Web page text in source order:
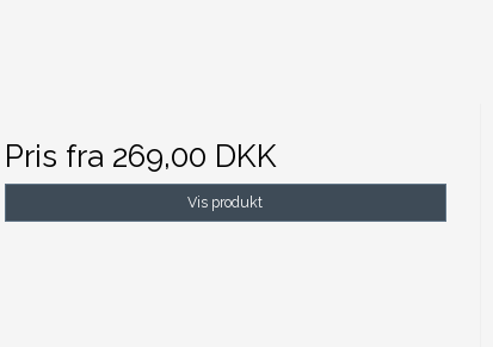
Pris fra 269,00 DKK
Vis produkt